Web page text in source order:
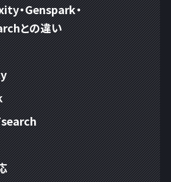
・Genspark・
との違い